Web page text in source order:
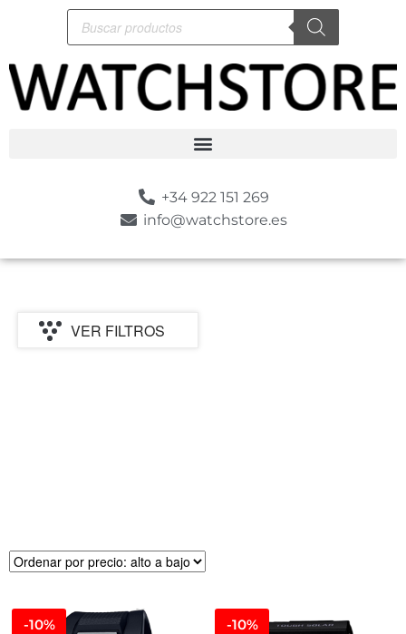
+34 922 151 269
info@watchstore.es
VER FILTROS
-10% -10%